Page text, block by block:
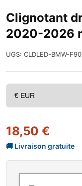
Clignotant
2020-2026
UGS: CLDLED-BMW-
18,50 €